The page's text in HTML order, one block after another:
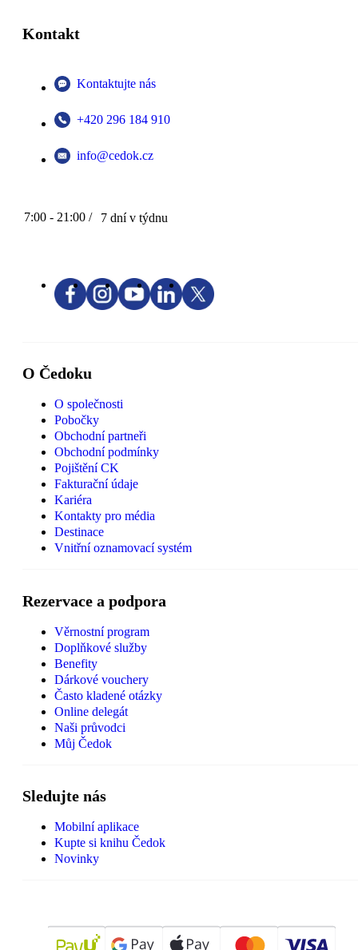
Kontakt
Kontaktujte nás
+420 296 184 910
info@cedok.cz
7:00 - 21:00 / 7 dní v týdnu
O Čedoku
O společnosti
Pobočky
Obchodní partneři
Obchodní podmínky
Pojištění CK
Fakturační údaje
Kariéra
Kontakty pro média
Destinace
Vnitřní oznamovací systém
Rezervace a podpora
Věrnostní program
Doplňkové služby
Benefity
Dárkové vouchery
Často kladené otázky
Online delegát
Naši průvodci
Můj Čedok
Sledujte nás
Mobilní aplikace
Kupte si knihu Čedok
Novinky